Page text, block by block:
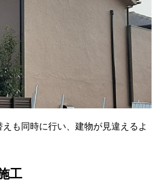
も同時に行い、建物が見違えるよ
工